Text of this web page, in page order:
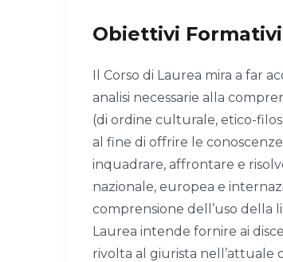
Obiettivi Formativi
Il Corso di Laurea mira a far
analisi necessarie alla
(di ordine culturale, etico-
al fine di offrire le
inquadrare, affrontare e
nazionale, europea e
comprensione dell’uso della
Laurea intende fornire ai
rivolta al giurista nell’attuale